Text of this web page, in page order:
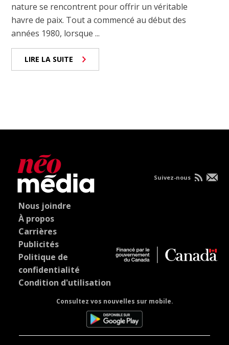
nature se rencontrent pour offrir un véritable
havre de paix. Tout a commencé au début des
années 1980, lorsque ...
LIRE LA SUITE
Nous joindre
À propos
Carrières
Publicités
Politique de
confidentialité
Condition d'utilisation
Consultez vos nouvelles sur mobile.
Suivez-nous